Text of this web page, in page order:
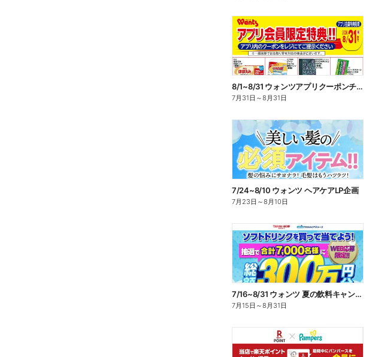
8/1~8/31 ウォンツアプリクーポンチラシ
7月31日 ～8月31日
7/24~8/10 ウォンツ ヘアケアLP企画
7月23日 ～8月10日
7/16~8/31 ウォンツ 夏の飲料キャンペーン
7月15日 ～8月31日